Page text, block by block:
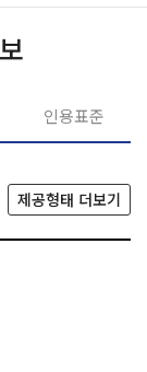
인용표준
제공형태 더보기